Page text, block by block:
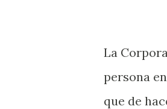
La
persona
que de